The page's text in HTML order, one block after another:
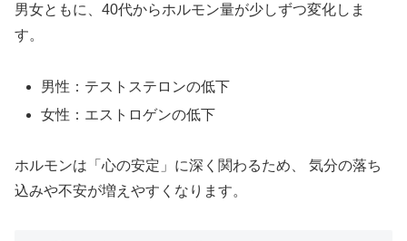
男女ともに、40代からホルモン量が少しずつ変化しま
す。
男性：テストステロンの低下
女性：エストロゲンの低下
ホルモンは「心の安定」に深く関わるため、 気分の落ち
込みや不安が増えやすくなります。